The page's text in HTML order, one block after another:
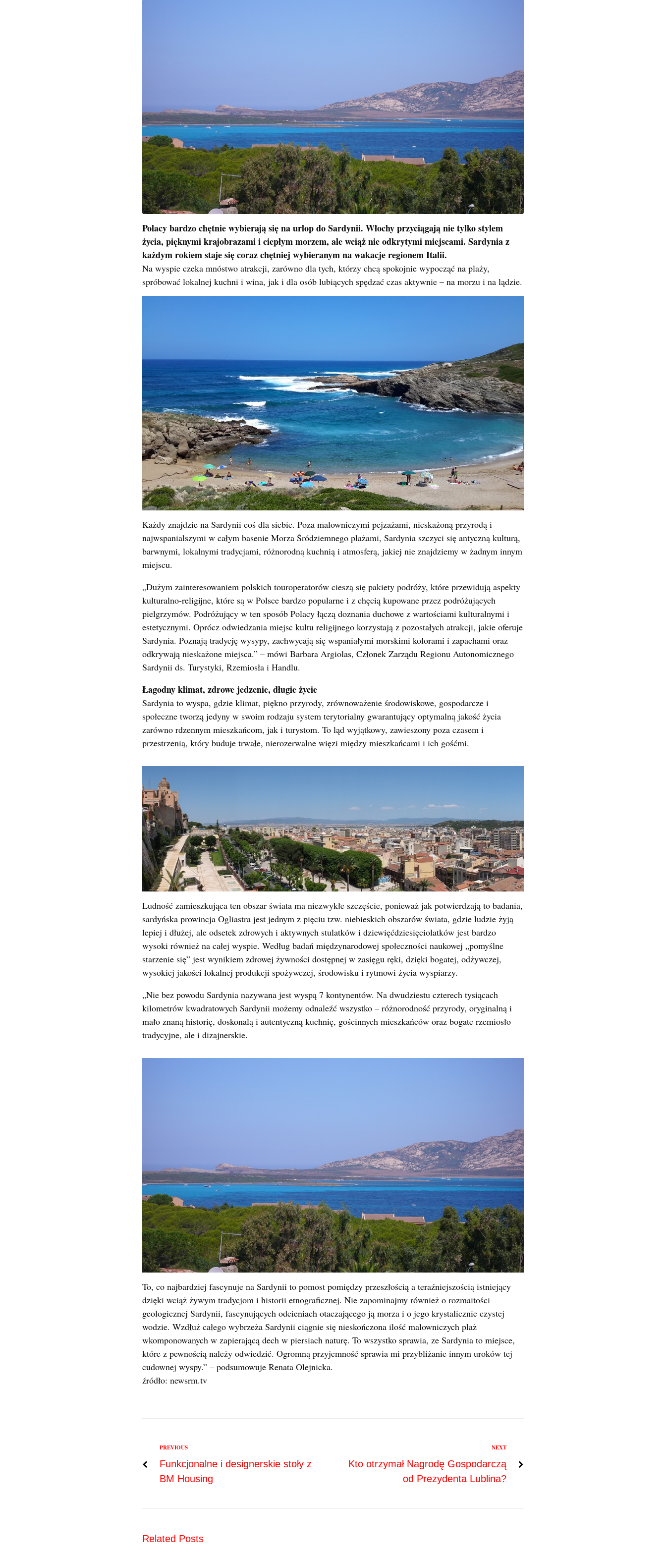
Polacy bardzo chętnie wybierają się na urlop do Sardynii. Włochy przyciągają nie tylko stylem
życia, pięknymi krajobrazami i ciepłym morzem, ale wciąż nie odkrytymi miejscami. Sardynia z
każdym rokiem staje się coraz chętniej wybieranym na wakacje regionem Italii.
Na wyspie czeka mnóstwo atrakcji, zarówno dla tych, którzy chcą spokojnie wypocząć na plaży,
spróbować lokalnej kuchni i wina, jak i dla osób lubiących spędzać czas aktywnie – na morzu i na lądzie.
Każdy znajdzie na Sardynii coś dla siebie. Poza malowniczymi pejzażami, nieskażoną przyrodą i
najwspanialszymi w całym basenie Morza Śródziemnego plażami, Sardynia szczyci się antyczną kulturą,
barwnymi, lokalnymi tradycjami, różnorodną kuchnią i atmosferą, jakiej nie znajdziemy w żadnym innym
miejscu.
„Dużym zainteresowaniem polskich touroperatorów cieszą się pakiety podróży, które przewidują aspekty
kulturalno-religijne, które są w Polsce bardzo popularne i z chęcią kupowane przez podróżujących
pielgrzymów. Podróżujący w ten sposób Polacy łączą doznania duchowe z wartościami kulturalnymi i
estetycznymi. Oprócz odwiedzania miejsc kultu religijnego korzystają z pozostałych atrakcji, jakie oferuje
Sardynia. Poznają tradycję wysypy, zachwycają się wspaniałymi morskimi kolorami i zapachami oraz
odkrywają nieskażone miejsca.” – mówi Barbara Argiolas, Członek Zarządu Regionu Autonomicznego
Sardynii ds. Turystyki, Rzemiosła i Handlu.
Łagodny klimat, zdrowe jedzenie, długie życie
Sardynia to wyspa, gdzie klimat, piękno przyrody, zrównoważenie środowiskowe, gospodarcze i
społeczne tworzą jedyny w swoim rodzaju system terytorialny gwarantujący optymalną jakość życia
zarówno rdzennym mieszkańcom, jak i turystom. To ląd wyjątkowy, zawieszony poza czasem i
przestrzenią, który buduje trwałe, nierozerwalne więzi między mieszkańcami i ich gośćmi.
Ludność zamieszkująca ten obszar świata ma niezwykłe szczęście, ponieważ jak potwierdzają to badania,
sardyńska prowincja Ogliastra jest jednym z pięciu tzw. niebieskich obszarów świata, gdzie ludzie żyją
lepiej i dłużej, ale odsetek zdrowych i aktywnych stulatków i dziewięćdziesięciolatków jest bardzo
wysoki również na całej wyspie. Według badań międzynarodowej społeczności naukowej „pomyślne
starzenie się” jest wynikiem zdrowej żywności dostępnej w zasięgu ręki, dzięki bogatej, odżywczej,
wysokiej jakości lokalnej produkcji spożywczej, środowisku i rytmowi życia wyspiarzy.
„Nie bez powodu Sardynia nazywana jest wyspą 7 kontynentów. Na dwudziestu czterech tysiącach
kilometrów kwadratowych Sardynii możemy odnaleźć wszystko – różnorodność przyrody, oryginalną i
mało znaną historię, doskonalą i autentyczną kuchnię, gościnnych mieszkańców oraz bogate rzemiosło
tradycyjne, ale i dizajnerskie.
To, co najbardziej fascynuje na Sardynii to pomost pomiędzy przeszłością a teraźniejszością istniejący
dzięki wciąż żywym tradycjom i historii etnograficznej. Nie zapominajmy również o rozmaitości
geologicznej Sardynii, fascynujących odcieniach otaczającego ją morza i o jego krystalicznie czystej
wodzie. Wzdłuż całego wybrzeża Sardynii ciągnie się nieskończona ilość malowniczych plaż
wkomponowanych w zapierającą dech w piersiach naturę. To wszystko sprawia, ze Sardynia to miejsce,
które z pewnością należy odwiedzić. Ogromną przyjemność sprawia mi przybliżanie innym uroków tej
cudownej wyspy.” – podsumowuje Renata Olejnicka.
źródło: newsrm.tv
Nawigacja
wpisu
Previous
PREVIOUS
Funkcjonalne i designerskie stoły z
BM Housing
NEXT
Kto otrzymał Nagrodę Gospodarczą
od Prezydenta Lublina?
Related Posts